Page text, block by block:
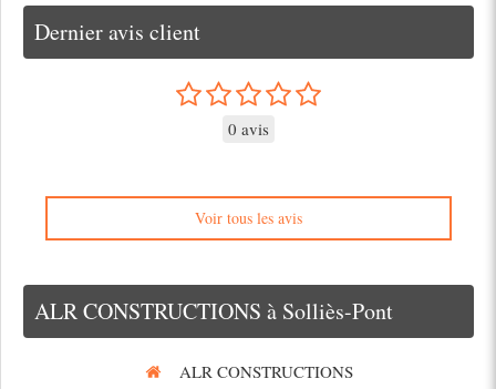
Dernier avis client
0 avis
Voir tous les avis
ALR CONSTRUCTIONS à Solliès-Pont
ALR CONSTRUCTIONS